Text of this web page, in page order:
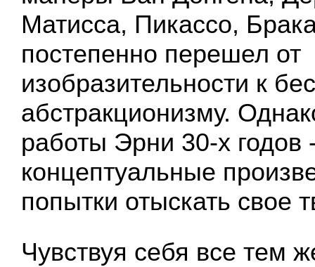
Матисса, Пикассо,
постепенно перешел от
изобразительности к
абстракционизму.
работы Эрни 30-х годов
концептуальные
попытки отыскать свое
Чувствуя себя все тем